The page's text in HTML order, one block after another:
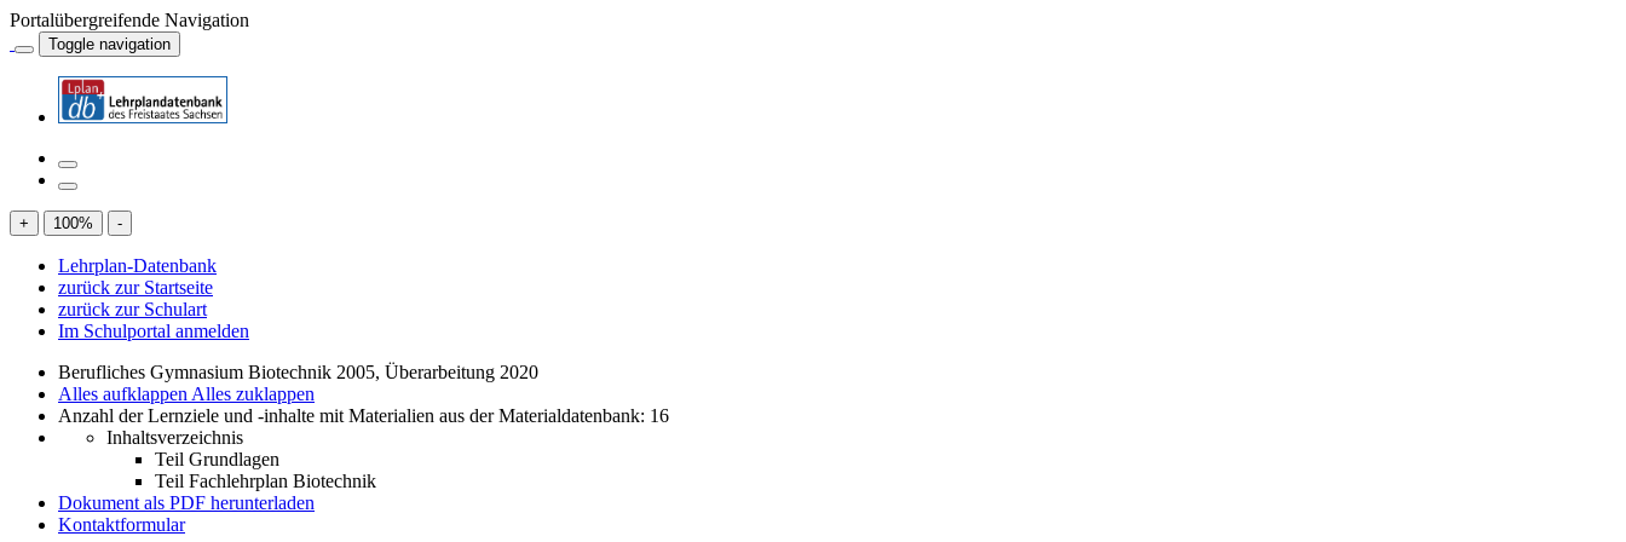
Portalübergreifende Navigation
Toggle navigation
+ 100% -
Lehrplan-Datenbank
zurück zur Startseite
zurück zur Schulart
Im Schulportal anmelden
Berufliches Gymnasium Biotechnik 2005, Überarbeitung 2020
Alles aufklappen Alles zuklappen
Anzahl der Lernziele und -inhalte mit Materialien aus der Materialdatenbank: 16
Inhaltsverzeichnis
Teil Grundlagen
Teil Fachlehrplan Biotechnik
Dokument als PDF herunterladen
Kontaktformular